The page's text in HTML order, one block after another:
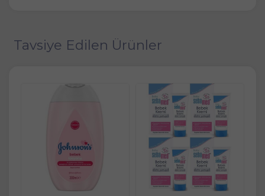
Tavsiye Edilen Ürünler